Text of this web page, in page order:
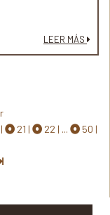
LEER MÁS
21 22 ...
50